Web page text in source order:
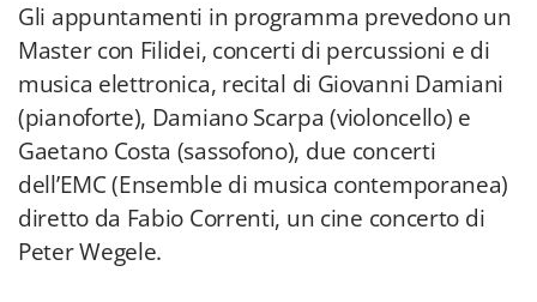
Gli appuntamenti in programma prevedono un
Master con Filidei, concerti di percussioni e di
musica elettronica, recital di Giovanni Damiani
(pianoforte), Damiano Scarpa (violoncello) e
Gaetano Costa (sassofono), due concerti
dell’EMC (Ensemble di musica contemporanea)
diretto da Fabio Correnti, un cine concerto di
Peter Wegele.